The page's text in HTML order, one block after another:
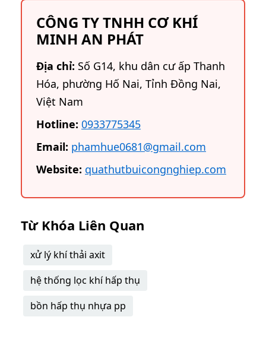
CÔNG TY TNHH CƠ KHÍ
MINH AN PHÁT
Địa chỉ: Số G14, khu dân cư ấp Thanh
Hóa, phường Hố Nai, Tỉnh Đồng Nai,
Việt Nam
Hotline: 0933775345
Email: phamhue0681@gmail.com
Website: quathutbuicongnghiep.com
Từ Khóa Liên Quan
xử lý khí thải axit
hệ thống lọc khí hấp thụ
bồn hấp thụ nhựa pp